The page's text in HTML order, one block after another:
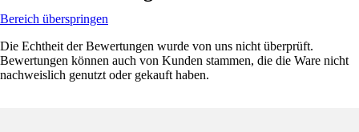
Bereich überspringen
Die Echtheit der Bewertungen wurde von uns nicht überprüft.
Bewertungen können auch von Kunden stammen, die die Ware nicht
nachweislich genutzt oder gekauft haben.